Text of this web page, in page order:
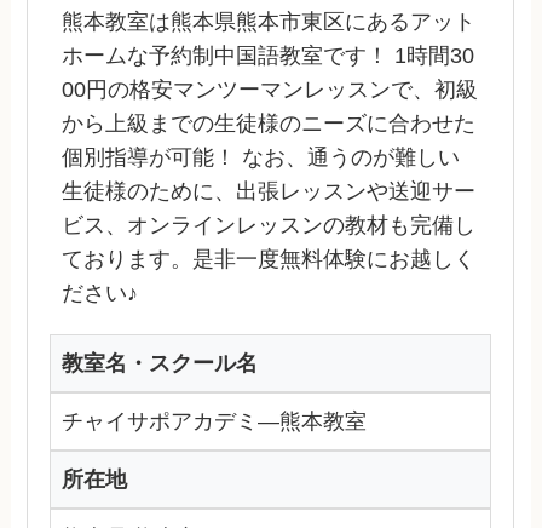
熊本教室は熊本県熊本市東区にあるアット
ホームな予約制中国語教室です！ 1時間30
00円の格安マンツーマンレッスンで、初級
から上級までの生徒様のニーズに合わせた
個別指導が可能！ なお、通うのが難しい
生徒様のために、出張レッスンや送迎サー
ビス、オンラインレッスンの教材も完備し
ております。是非一度無料体験にお越しく
ださい♪
教室名・スクール名
チャイサポアカデミ―熊本教室
所在地